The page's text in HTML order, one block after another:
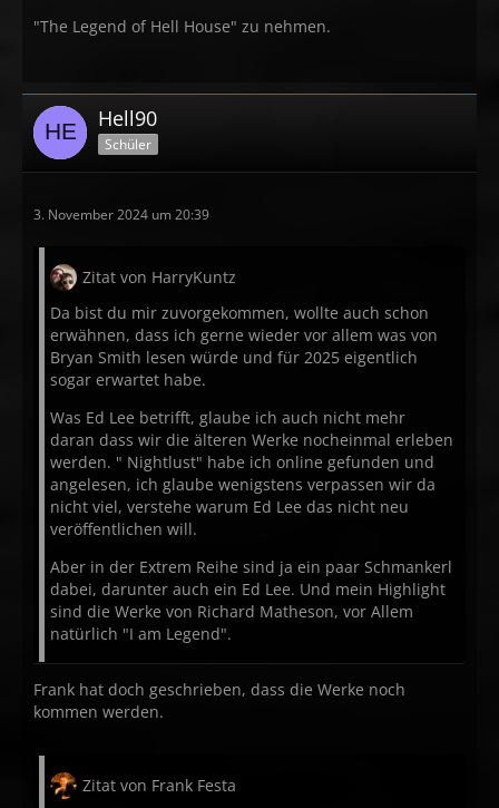
"The Legend of Hell House" zu nehmen.
Hell90
Schüler
3. November 2024 um 20:39
Zitat von HarryKuntz
Da bist du mir zuvorgekommen, wollte auch schon
erwähnen, dass ich gerne wieder vor allem was von
Bryan Smith lesen würde und für 2025 eigentlich
sogar erwartet habe.
Was Ed Lee betrifft, glaube ich auch nicht mehr
daran dass wir die älteren Werke nocheinmal erleben
werden. " Nightlust" habe ich online gefunden und
angelesen, ich glaube wenigstens verpassen wir da
nicht viel, verstehe warum Ed Lee das nicht neu
veröffentlichen will.
Aber in der Extrem Reihe sind ja ein paar Schmankerl
dabei, darunter auch ein Ed Lee. Und mein Highlight
sind die Werke von Richard Matheson, vor Allem
natürlich "I am Legend".
Frank hat doch geschrieben, dass die Werke noch
kommen werden.
Zitat von Frank Festa